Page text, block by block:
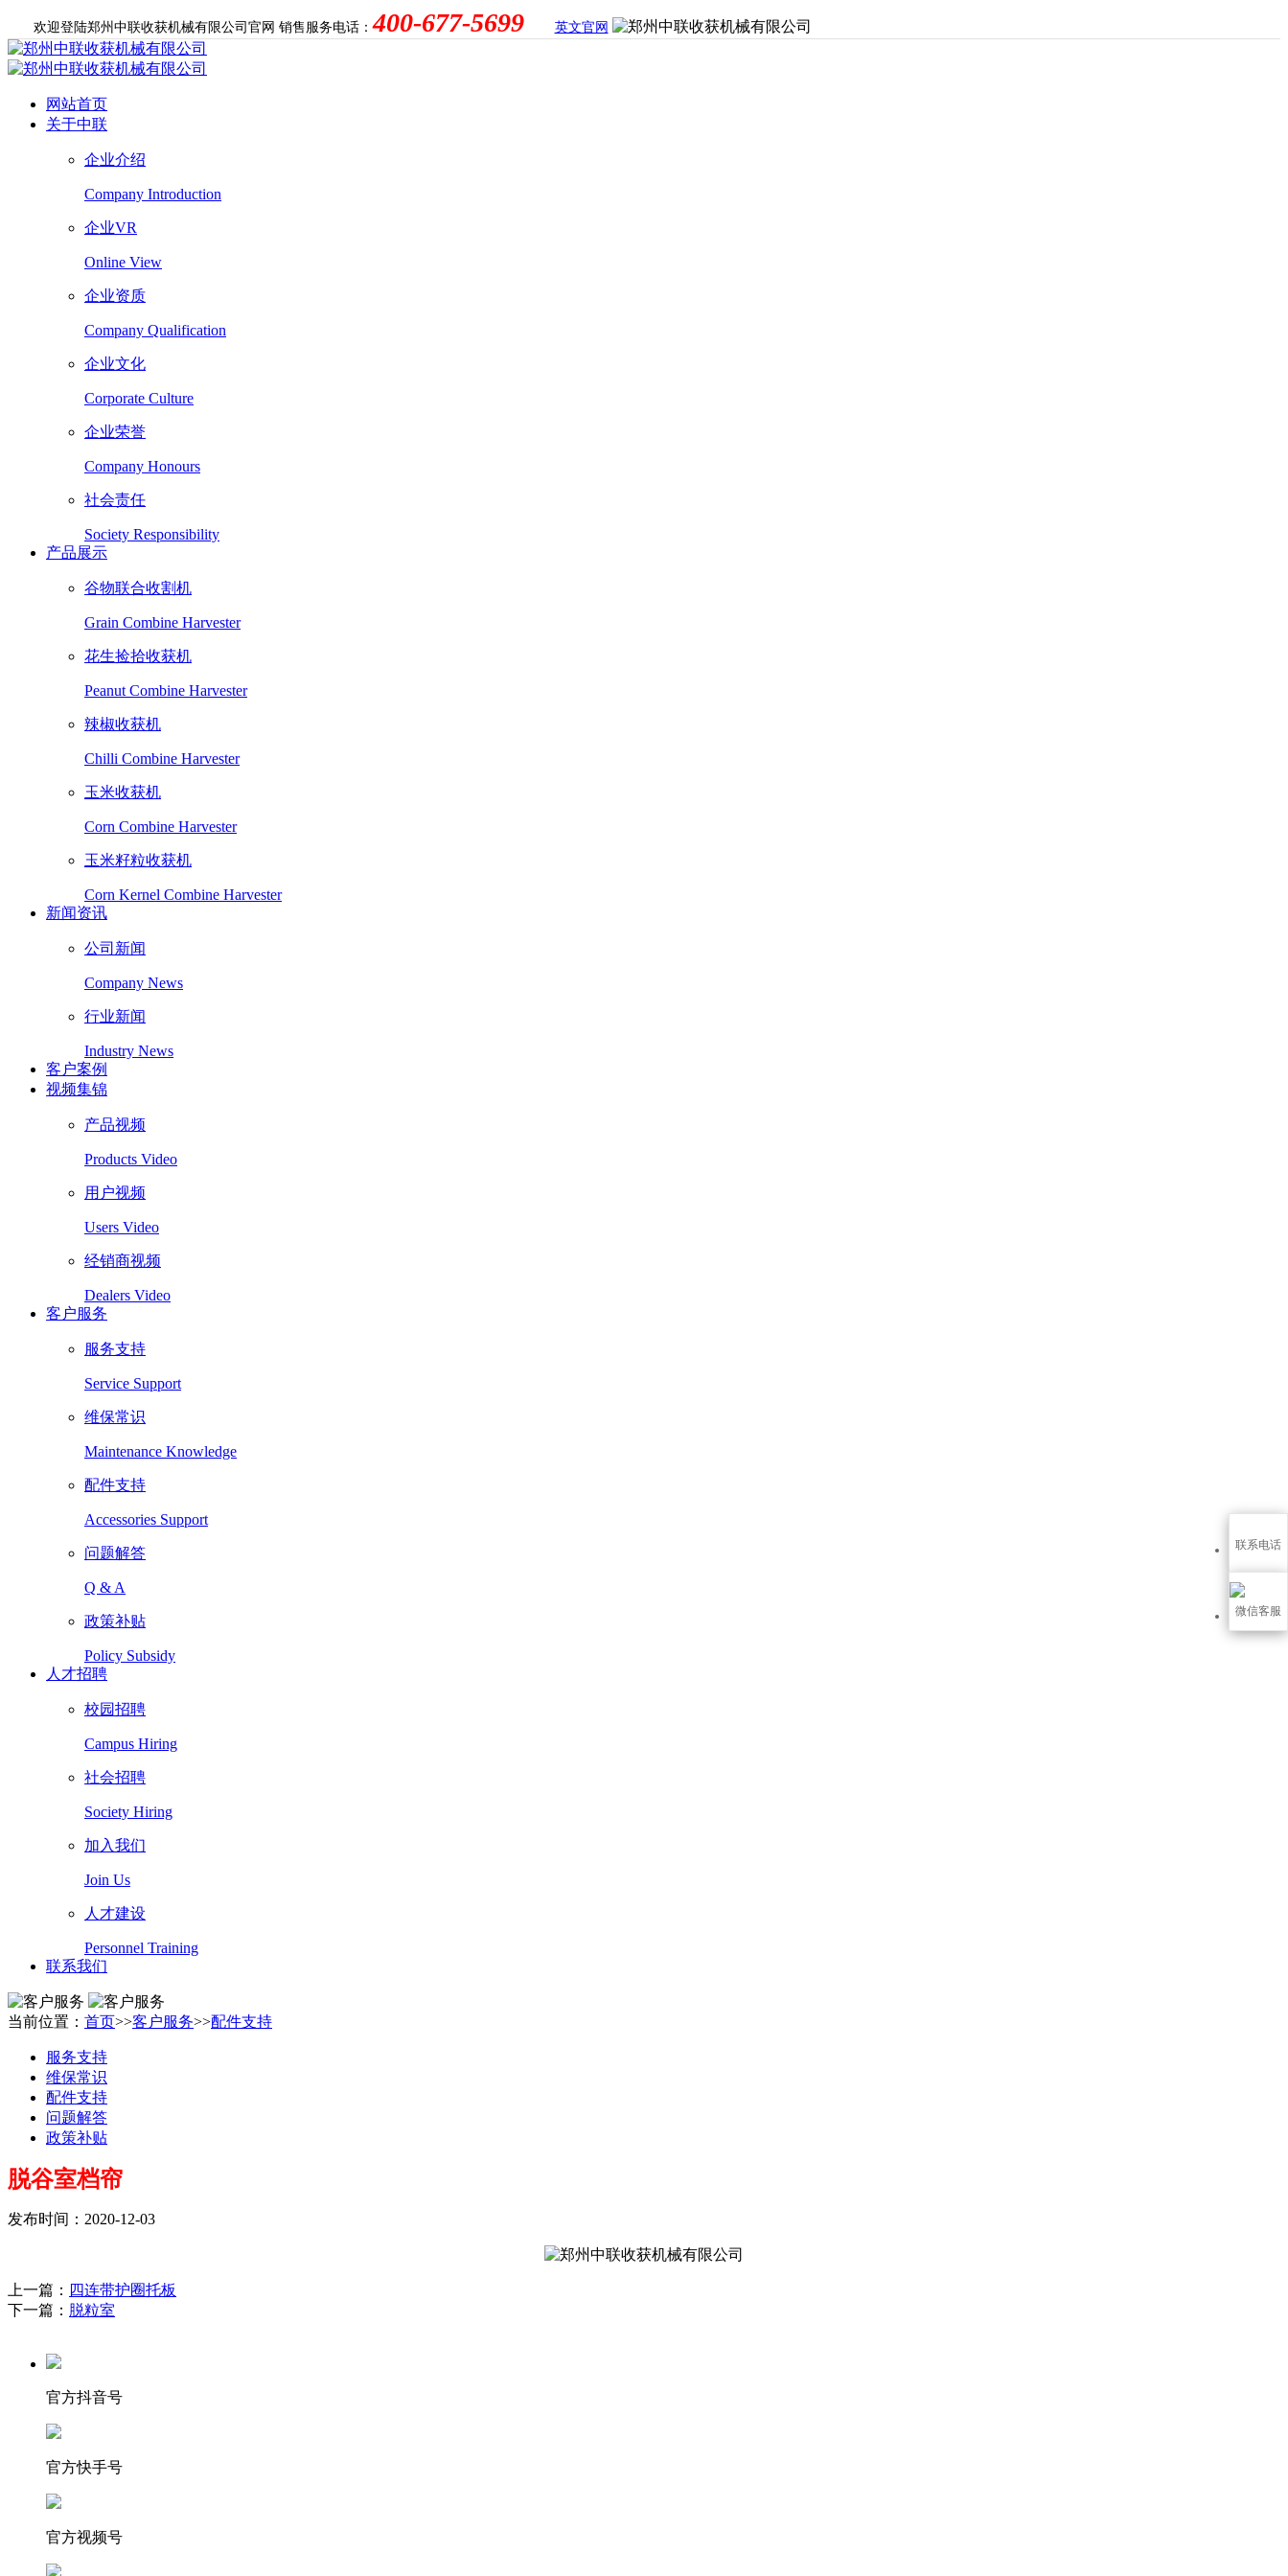
欢迎登陆郑州中联收获机械有限公司官网 销售服务电话：400-677-5699 英文官网
网站首页
关于中联
企业介绍
Company Introduction
企业VR
Online View
企业资质
Company Qualification
企业文化
Corporate Culture
企业荣誉
Company Honours
社会责任
Society Responsibility
产品展示
谷物联合收割机
Grain Combine Harvester
花生捡拾收获机
Peanut Combine Harvester
辣椒收获机
Chilli Combine Harvester
玉米收获机
Corn Combine Harvester
玉米籽粒收获机
Corn Kernel Combine Harvester
新闻资讯
公司新闻
Company News
行业新闻
Industry News
客户案例
视频集锦
产品视频
Products Video
用户视频
Users Video
经销商视频
Dealers Video
客户服务
服务支持
Service Support
维保常识
Maintenance Knowledge
配件支持
Accessories Support
问题解答
Q & A
政策补贴
Policy Subsidy
人才招聘
校园招聘
Campus Hiring
社会招聘
Society Hiring
加入我们
Join Us
人才建设
Personnel Training
联系我们
当前位置： 首页>>客户服务>>配件支持
服务支持
维保常识
配件支持
问题解答
政策补贴
脱谷室档帘
发布时间：2020-12-03
上一篇： 四连带护圈托板
下一篇： 脱粒室
官方抖音号
官方快手号
官方视频号
联系电话
微信客服